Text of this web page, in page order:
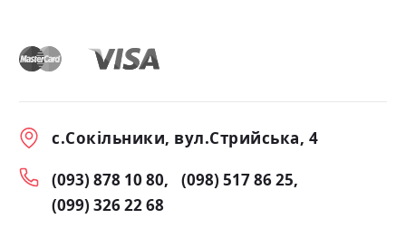
с.Сокільники, вул.Стрийська, 4
(093) 878 10 80
(098) 517 86 25
(099) 326 22 68